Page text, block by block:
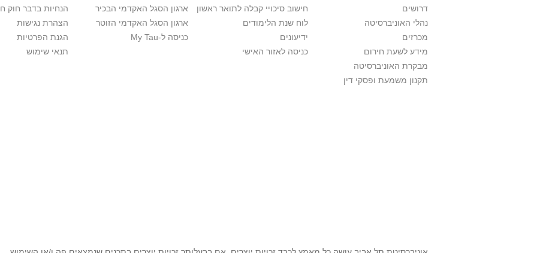
דרושים
נהלי האוניברסיטה
מכרזים
מידע לשעת חירום
מבקרת האוניברסיטה
תקנון משמעת ופסקי דין
חישוב סיכויי קבלה לתואר ראשון
לוח שנת הלימודים
ידיעונים
כניסה לאזור האישי
ארגון הסגל האקדמי הבכיר
ארגון הסגל האקדמי הזוטר
כניסה ל-My Tau
הנחיות בדבר חוק
הצהרת נגישות
הגנת הפרטיות
תנאי שימוש